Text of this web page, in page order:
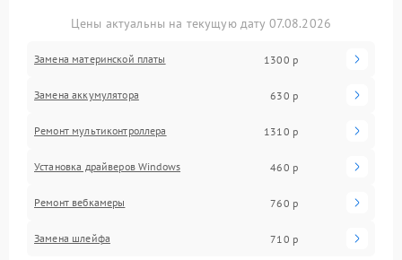
Цены актуальны на текущую дату 07.08.2026
Замена материнской платы 1300 р
Замена аккумулятора 630 р
Ремонт мультиконтроллера 1310 р
Установка драйверов Windows 460 р
Ремонт вебкамеры 760 р
Замена шлейфа 710 р